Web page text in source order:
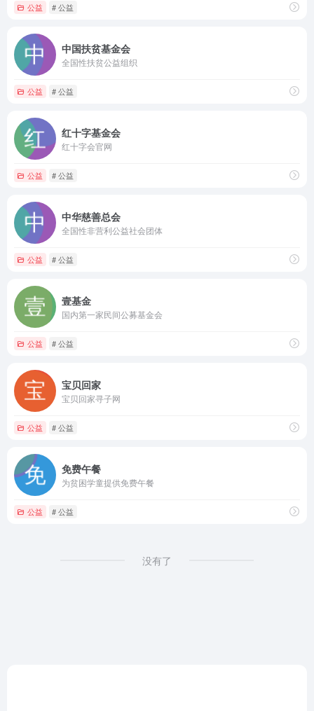
公益 # 公益
中国扶贫基金会
全国性扶贫公益组织
公益 # 公益
红十字基金会
红十字会官网
公益 # 公益
中华慈善总会
全国性非营利公益社会团体
公益 # 公益
壹基金
国内第一家民间公募基金会
公益 # 公益
宝贝回家
宝贝回家寻子网
公益 # 公益
免费午餐
为贫困学童提供免费午餐
公益 # 公益
没有了